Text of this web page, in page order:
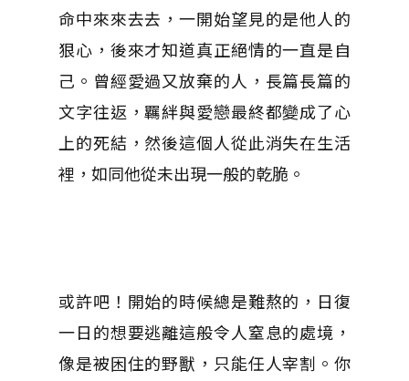
命中來來去去，一開始望見的是他人的
狠心，後來才知道真正絕情的一直是自
己。曾經愛過又放棄的人，長篇長篇的
文字往返，羈絆與愛戀最終都變成了心
上的死結，然後這個人從此消失在生活
裡，如同他從未出現一般的乾脆。
或許吧！開始的時候總是難熬的，日復
一日的想要逃離這般令人窒息的處境，
像是被困住的野獸，只能任人宰割。你